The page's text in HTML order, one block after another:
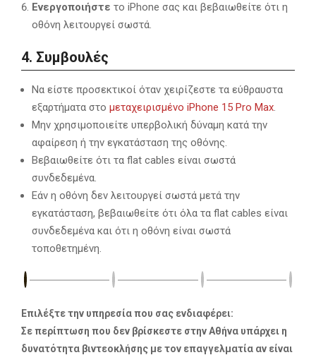
Ενεργοποιήστε το iPhone σας και βεβαιωθείτε ότι η
οθόνη λειτουργεί σωστά.
4. Συμβουλές
Να είστε προσεκτικοί όταν χειρίζεστε τα εύθραυστα
εξαρτήματα στο μεταχειρισμένο iPhone 15 Pro Max.
Μην χρησιμοποιείτε υπερβολική δύναμη κατά την
αφαίρεση ή την εγκατάσταση της οθόνης.
Βεβαιωθείτε ότι τα flat cables είναι σωστά
συνδεδεμένα.
Εάν η οθόνη δεν λειτουργεί σωστά μετά την
εγκατάσταση, βεβαιωθείτε ότι όλα τα flat cables είναι
συνδεδεμένα και ότι η οθόνη είναι σωστά
τοποθετημένη.
Επιλέξτε την υπηρεσία που σας ενδιαφέρει:
Σε περίπτωση που δεν βρίσκεστε στην Αθήνα υπάρχει η
δυνατότητα βιντεοκλήσης με τον επαγγελματία αν είναι